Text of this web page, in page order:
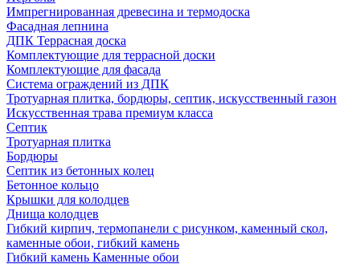
Импрегнированная древесина и термодоска
Фасадная лепнина
ДПК Террасная доска
Комплектующие для террасной доски
Комплектующие для фасада
Система ограждений из ДПК
Тротуарная плитка, бордюры, септик, искусственный газон
Искусственная трава премиум класса
Септик
Тротуарная плитка
Бордюры
Септик из бетонных колец
Бетонное кольцо
Крышки для колодцев
Днища колодцев
Гибкий кирпич, термопанели с рисунком, каменный скол,
каменные обои, гибкий камень
Гибкий камень Каменные обои